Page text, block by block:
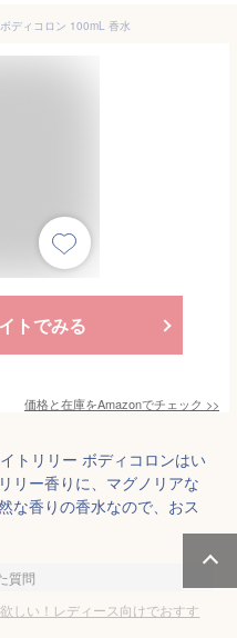
ディコロン 100mL 香水
トでみる
価格と在庫をAmazonでチェック >>
トリリー ボディコロンはい
リー香りに、マグノリアな
な香りの香水なので、おス
質問
しい！レディース向けでおすす